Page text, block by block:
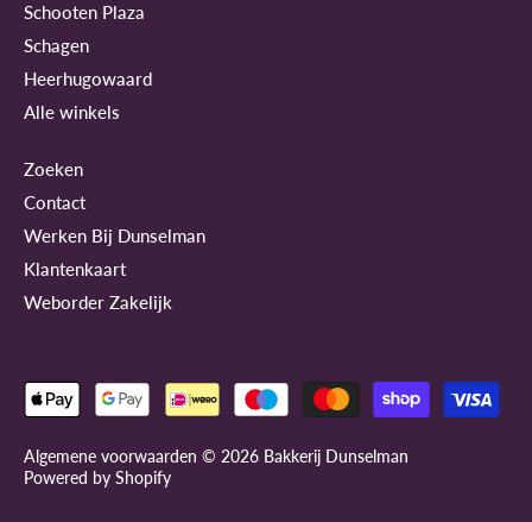
Schooten Plaza
Schagen
Heerhugowaard
Alle winkels
Zoeken
Contact
Werken Bij Dunselman
Klantenkaart
Weborder Zakelijk
Algemene voorwaarden © 2026 Bakkerij Dunselman
Powered by Shopify